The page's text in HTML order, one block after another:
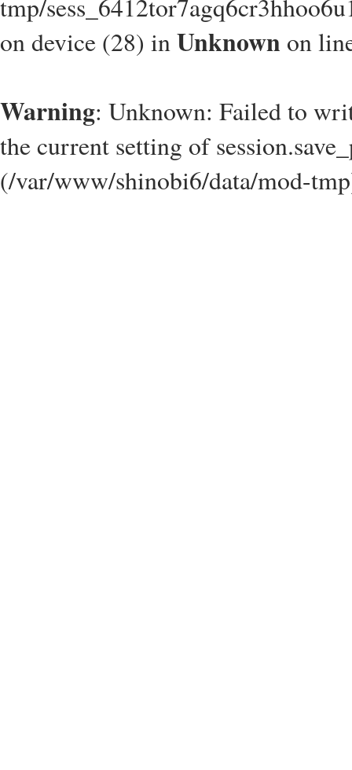
tmp/
on device (28) inUnknown on
Warning: Unknown: Failed to
the current setting of
(/var/www/shinobi6/data/mod-